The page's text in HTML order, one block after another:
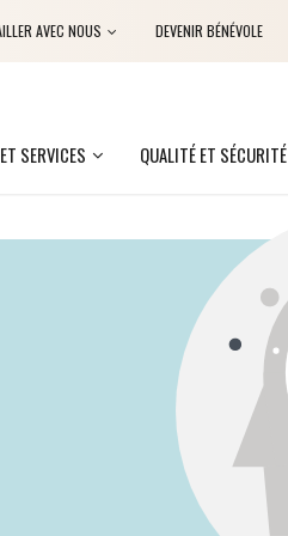
AVEC NOUS DEVENIR BÉNÉVOLE
SERVICES QUALITÉ ET SÉCURITÉ